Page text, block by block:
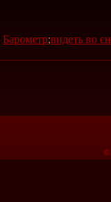
Барометр;видеть во
©